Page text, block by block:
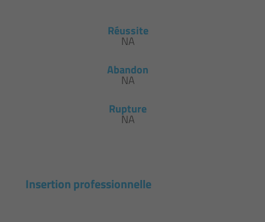
Réussite
NA
Abandon
NA
Rupture
NA
Insertion professionnelle